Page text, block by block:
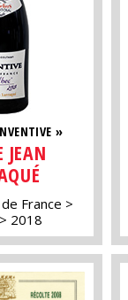
»
JEAN
France
2018